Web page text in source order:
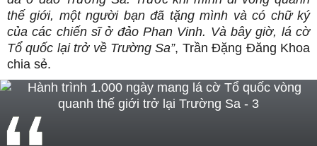
thế giới, một người bạn đã tặng mình và có chữ ký
của các chiến sĩ ở đảo Phan Vinh. Và bây giờ, lá cờ
Tổ quốc lại trở về Trường Sa”, Trần Đặng Đăng Khoa
chia sẻ.